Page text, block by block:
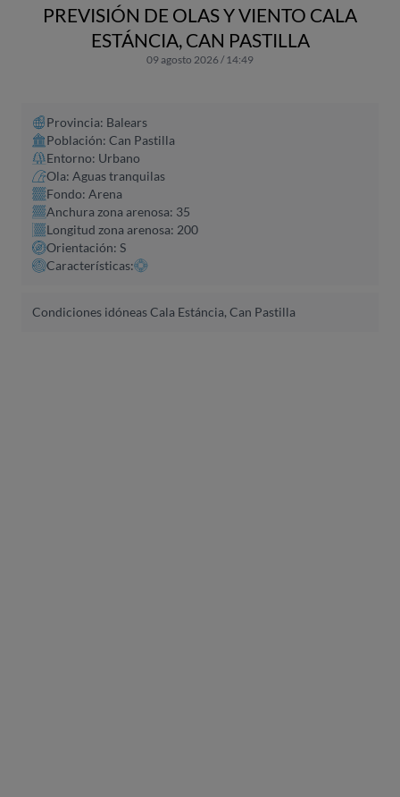
PREVISIÓN DE OLAS Y VIENTO CALA
ESTÁNCIA, CAN PASTILLA
09 agosto 2026 / 14:49
Provincia: Balears
Población: Can Pastilla
Entorno: Urbano
Ola: Aguas tranquilas
Fondo: Arena
Anchura zona arenosa: 35
Longitud zona arenosa: 200
Orientación: S
Características:
Condiciones idóneas Cala Estáncia, Can Pastilla